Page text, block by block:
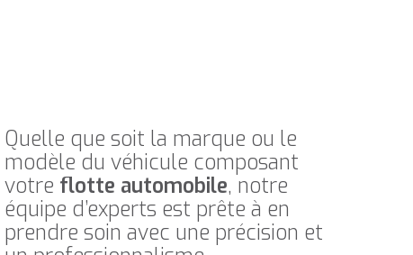
Quelle que soit la marque ou le
modèle du véhicule composant
votre flotte automobile, notre
équipe d’experts est prête à en
prendre soin avec une précision et